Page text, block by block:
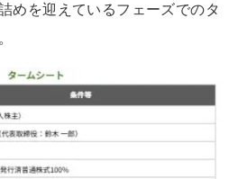
めを迎えているフェーズでのタ